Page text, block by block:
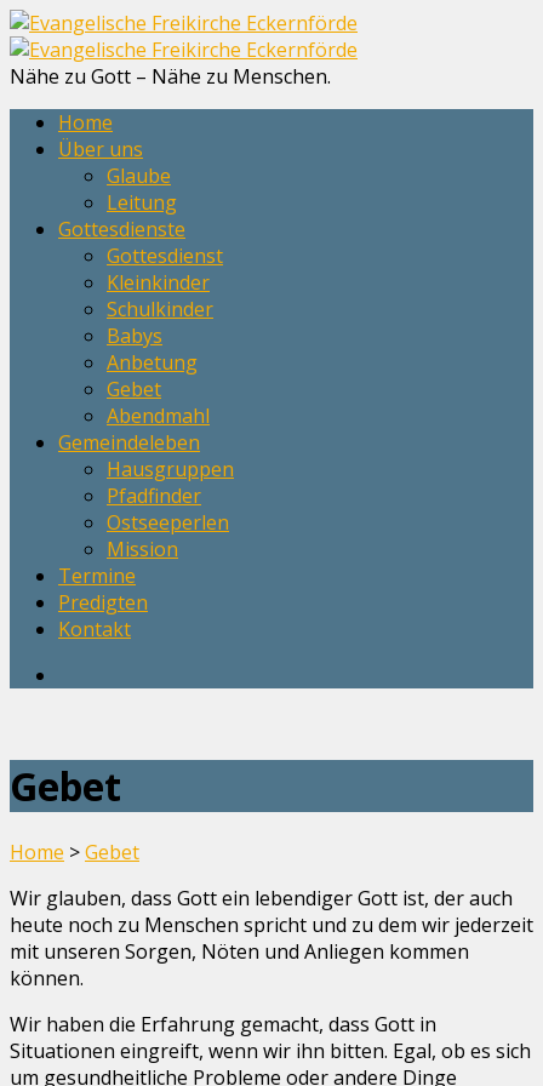
Nähe zu Gott – Nähe zu Menschen.
Home
Über uns
Glaube
Leitung
Gottesdienste
Gottesdienst
Kleinkinder
Schulkinder
Babys
Anbetung
Gebet
Abendmahl
Gemeindeleben
Hausgruppen
Pfadfinder
Ostseeperlen
Mission
Termine
Predigten
Kontakt
Gebet
Home >Gebet
Wir glauben, dass Gott ein lebendiger Gott ist, der auch
heute noch zu Menschen spricht und zu dem wir jederzeit
mit unseren Sorgen, Nöten und Anliegen kommen
können.
Wir haben die Erfahrung gemacht, dass Gott in
Situationen eingreift, wenn wir ihn bitten. Egal, ob es sich
um gesundheitliche Probleme oder andere Dinge